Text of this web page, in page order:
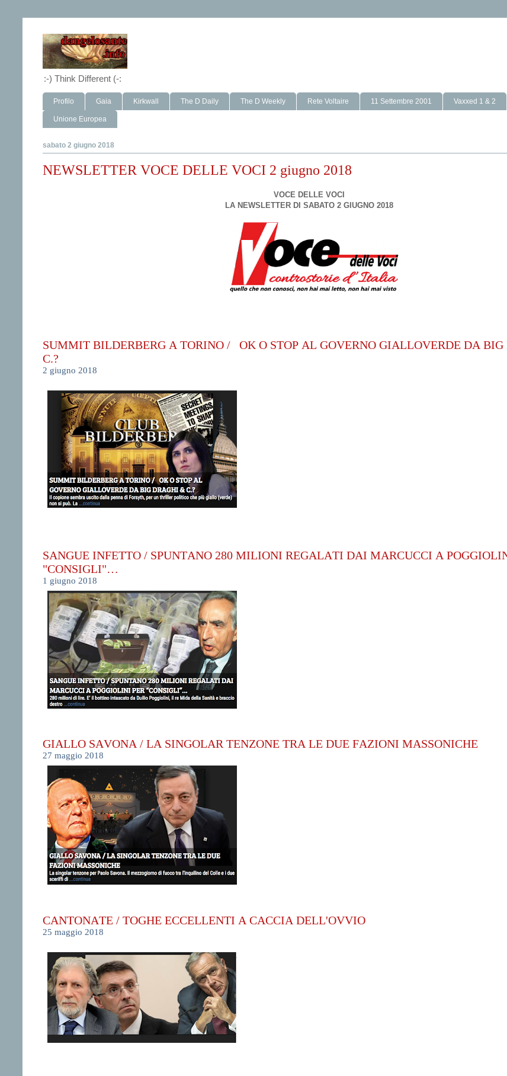
:-) Think Different (-:
Profilo Gaia Kirkwall The D Daily The D Weekly Rete Voltaire 11 Settembre 2001 Vaxxed 1 & 2
Unione Europea
sabato 2 giugno 2018
NEWSLETTER VOCE DELLE VOCI 2 giugno 2018
VOCE DELLE VOCI
LA NEWSLETTER DI SABATO 2 GIUGNO 2018
SUMMIT BILDERBERG A TORINO / OK O STOP AL GOVERNO GIALLOVERDE DA
C.?
2 giugno 2018
SANGUE INFETTO / SPUNTANO 280 MILIONI REGALATI DAI MARCUCCI A
"CONSIGLI"…
1 giugno 2018
GIALLO SAVONA / LA SINGOLAR TENZONE TRA LE DUE FAZIONI MASSONICHE
27 maggio 2018
CANTONATE / TOGHE ECCELLENTI A CACCIA DELL'OVVIO
25 maggio 2018